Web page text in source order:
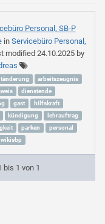
Personal, SB-P
in Servicebüro Personal,
modified 24.10.2025by
arbeitszeugnis
dienstende
gast
hilfskraft
kündigung
lehrauftrag
parken
personal
wikisbp
bis 1 von 1